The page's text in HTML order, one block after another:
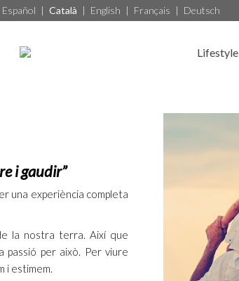
Español | Català | English | Français | Deutsch
Lifestyle
i gaudir”
una experiència completa
la nostra terra. Així que
per això. Per viure
i estimem.